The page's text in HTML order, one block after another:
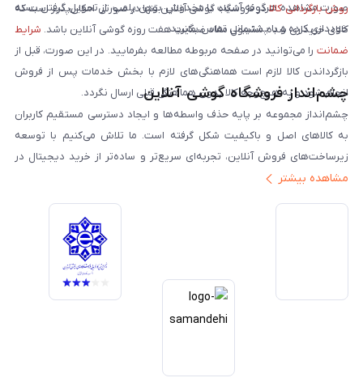
صورت مشاهده هرگونه آسیب یا مخدوش بودن پلمپ، از تحویل گرفتن بسته
خودداری کرده و با پشتیبانی تماس بگیرید.
روش بازگردانی کالادر فروشگاه گوشی آنلاین تنها در صورتی امکان‌پذیر است که
کالای خریداری شده مشمول مفاد ضمانت هفت روزه گوشی آنلاین باشد. شرایط
ضمانت را می‌توانید در صفحه مربوطه مطالعه بفرمایید. در این صورت، قبل از
بازگرداندن کالا لازم است هماهنگی‌های لازم با بخش خدمات پس از فروش
انجام شود و به هیچ‌وجه کالا بدون هماهنگی قبلی ارسال نگردد.
چشم‌انداز فروشگاه گوشی آنلاین
چشم‌انداز مجموعه بر پایه حذف واسطه‌ها و ایجاد دسترسی مستقیم کاربران
به کالاهای اصل و باکیفیت شکل گرفته است. ما تلاش می‌کنیم با توسعه
زیرساخت‌های فروش آنلاین، تجربه‌ای سریع‌تر و ساده‌تر از خرید دیجیتال در
ایران ارائه دهیم. تبدیل‌شدن به مرجعی قابل اعتماد برای خرید کالای دیجیتال،
خدمات و به‌روزرسانی مداوم محصولات، مسیر ما را روشن‌تر می‌کند. ما باور
داریم آینده بازار دیجیتال متعلق به کسب‌وکارهایی است که صداقت و شفافیت
را در اولویت قرار می‌دهند. گوشی آنلاین با تکیه بر تجربه و تخصص، با قدرت به
سمت تحقق این چشم‌انداز حرکت می‌کند.
مشاهده بیشتر